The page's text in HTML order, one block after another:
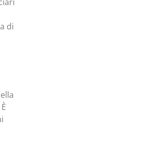
di